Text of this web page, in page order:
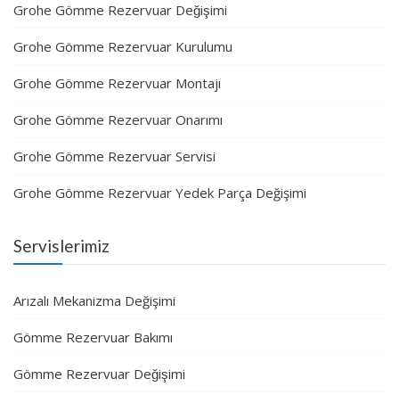
Grohe Gömme Rezervuar Değişimi
Grohe Gömme Rezervuar Kurulumu
Grohe Gömme Rezervuar Montajı
Grohe Gömme Rezervuar Onarımı
Grohe Gömme Rezervuar Servisi
Grohe Gömme Rezervuar Yedek Parça Değişimi
Servislerimiz
Arızalı Mekanizma Değişimi
Gömme Rezervuar Bakımı
Gömme Rezervuar Değişimi